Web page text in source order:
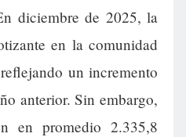
diciembre de 2025, la
en la comunidad
un incremento
anterior. Sin embargo,
en promedio 2.335,8